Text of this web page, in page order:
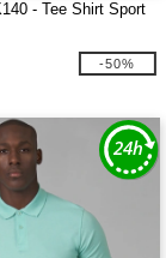
- Tee Shirt Sport
-50%